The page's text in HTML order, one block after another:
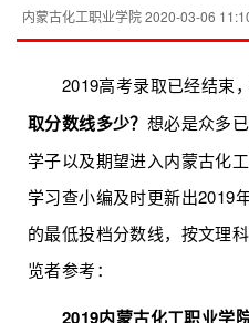
内蒙古化工职业学院 2020-03-06
2019高考录取已经结束，
取分数线多少？ 想必是众多
学子以及期望进入内蒙古化
学习查小编及时更新出2019
的最低投档分数线，按文理
览者参考：
2019内蒙古化工职业学